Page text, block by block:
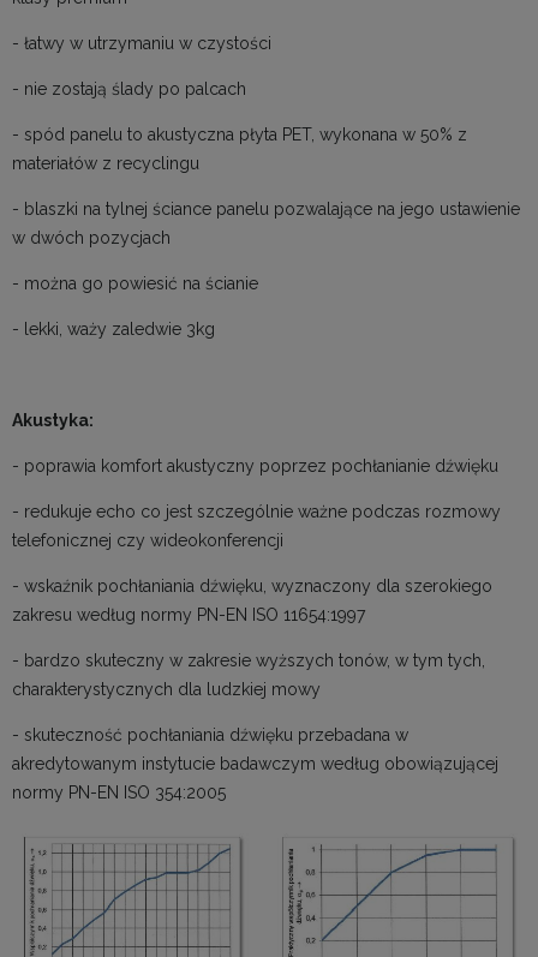
- łatwy w utrzymaniu w czystości
- nie zostają ślady po palcach
- spód panelu to akustyczna płyta PET, wykonana w 50% z
materiałów z recyclingu
- blaszki na tylnej ściance panelu pozwalające na jego ustawienie
w dwóch pozycjach
- można go powiesić na ścianie
- lekki, waży zaledwie 3kg
Akustyka:
- poprawia komfort akustyczny poprzez pochłanianie dźwięku
- redukuje echo co jest szczególnie ważne podczas rozmowy
telefonicznej czy wideokonferencji
- wskaźnik pochłaniania dźwięku, wyznaczony dla szerokiego
zakresu według normy PN-EN ISO 11654:1997
- bardzo skuteczny w zakresie wyższych tonów, w tym tych,
charakterystycznych dla ludzkiej mowy
- skuteczność pochłaniania dźwięku przebadana w
akredytowanym instytucie badawczym według obowiązującej
normy PN-EN ISO 354:2005